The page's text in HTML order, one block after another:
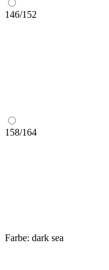
146/152
158/164
Farbe: dark sea